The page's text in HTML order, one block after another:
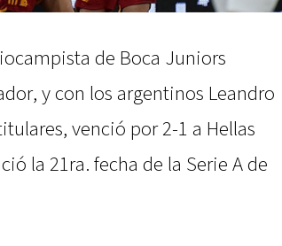
de Boca Juniors
y con los argentinos Leandro
venció por 2-1 a Hellas
la 21ra. fecha de la Serie A de